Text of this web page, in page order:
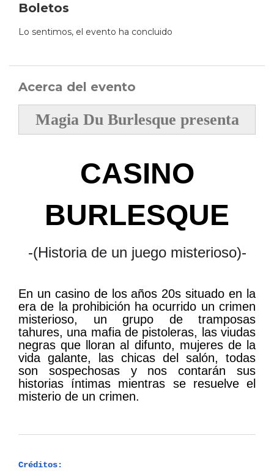
Boletos
Lo sentimos, el evento ha concluido
Acerca del evento
Magia Du Burlesque presenta
CASINO
BURLESQUE
-(Historia de un juego misterioso)-
En un casino de los años 20s situado en la
era de la prohibición ha ocurrido un crimen
misterioso, un grupo de tramposas
tahures, una mafia de pistoleras, las viudas
negras que lloran al difunto, mujeres de la
vida galante, las chicas del salón, todas
son sospechosas y nos contarán sus
historias íntimas mientras se resuelve el
misterio de un crimen.
Créditos: